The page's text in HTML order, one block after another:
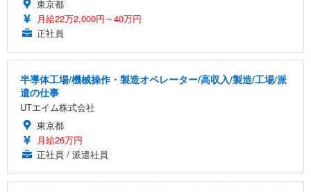
東京都
月給22万2,000円～40万円
正社員
半導体工場/機械操作・製造オペレーター/高収入/製造/工場/派
遣の仕事
UTエイム株式会社
東京都
月給26万円
正社員 / 派遣社員